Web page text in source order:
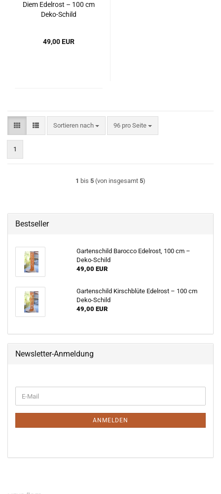
Diem Edelrost – 100 cm
Deko-Schild
49,00 EUR
Sortieren nach
Sortieren nach 96 pro Seite
pro Seite
1
1 bis 5 (von insgesamt 5)
Bestseller
Gartenschild Barocco Edelrost, 100 cm –
Deko-Schild
49,00 EUR
Gartenschild Kirschblüte Edelrost – 100 cm
Deko-Schild
49,00 EUR
Newsletter-Anmeldung
ZUR
E-
Mail
ANMELDEN